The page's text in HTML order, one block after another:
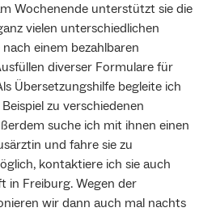
Wochenende unterstützt sie die
vielen unterschiedlichen
einem bezahlbaren
diverser Formulare für
Übersetzungshilfe begleite ich
zu verschiedenen
suche ich mit ihnen einen
und fahre sie zu
kontaktiere ich sie auch
in Freiburg. Wegen der
wir dann auch mal nachts